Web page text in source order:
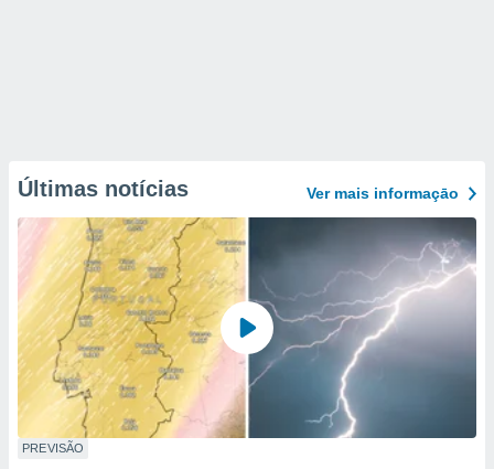
Últimas notícias Ver mais informaçāo
PREVISÃO